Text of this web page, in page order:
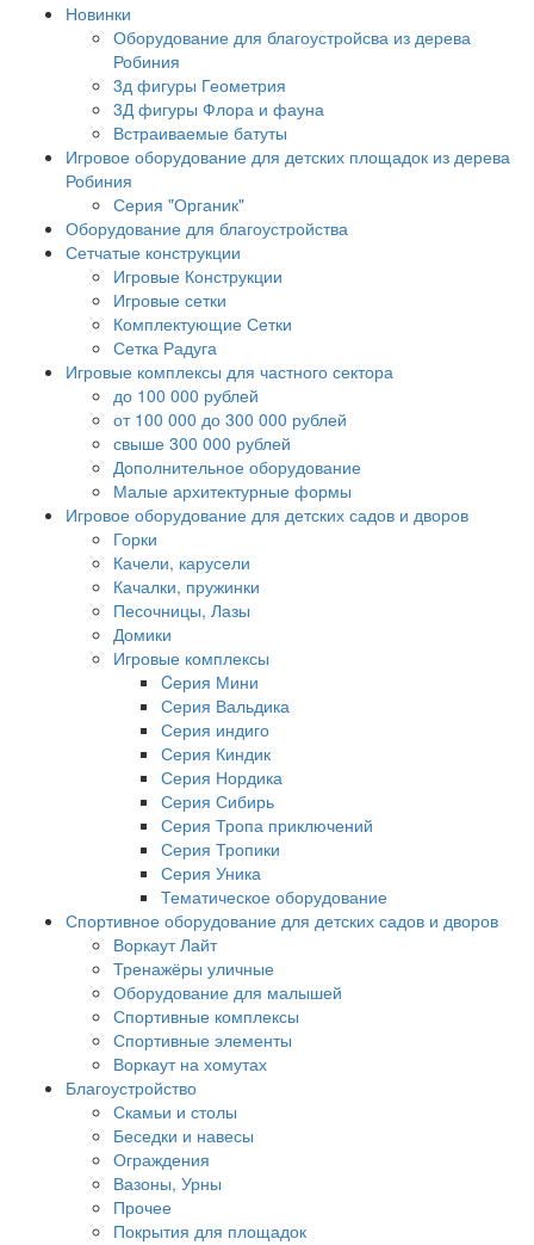
Новинки
Оборудование для благоустройсва из дерева
Робиния
3д фигуры Геометрия
3Д фигуры Флора и фауна
Встраиваемые батуты
Игровое оборудование для детских площадок из дерева
Робиния
Серия "Органик"
Оборудование для благоустройства
Сетчатые конструкции
Игровые Конструкции
Игровые сетки
Комплектующие Сетки
Сетка Радуга
Игровые комплексы для частного сектора
до 100 000 рублей
от 100 000 до 300 000 рублей
свыше 300 000 рублей
Дополнительное оборудование
Малые архитектурные формы
Игровое оборудование для детских садов и дворов
Горки
Качели, карусели
Качалки, пружинки
Песочницы, Лазы
Домики
Игровые комплексы
Cерия Мини
Серия Вальдика
Серия индиго
Серия Киндик
Серия Нордика
Серия Сибирь
Серия Тропа приключений
Серия Тропики
Серия Уника
Тематическое оборудование
Спортивное оборудование для детских садов и дворов
Воркаут Лайт
Тренажёры уличные
Оборудование для малышей
Спортивные комплексы
Спортивные элементы
Воркаут на хомутах
Благоустройство
Скамьи и столы
Беседки и навесы
Ограждения
Вазоны, Урны
Прочее
Покрытия для площадок